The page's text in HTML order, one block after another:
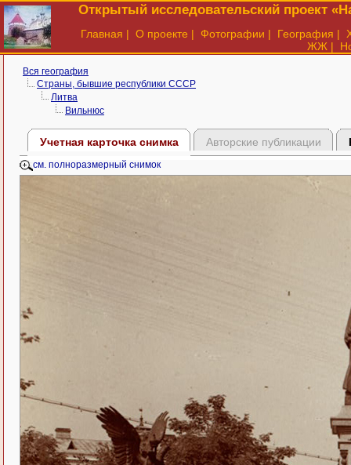
Открытый исследовательский проект
Главная | О проекте | Фотографии | География |
ЖЖ |
Вся география
Страны, бывшие республики СССР
Литва
Вильнюс
Учетная карточка снимка Авторские публикации
см. полноразмерный снимок